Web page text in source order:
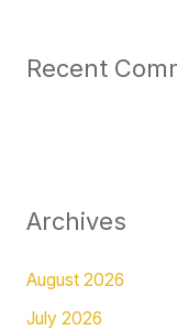
Recent
Archives
August 2026
July 2026